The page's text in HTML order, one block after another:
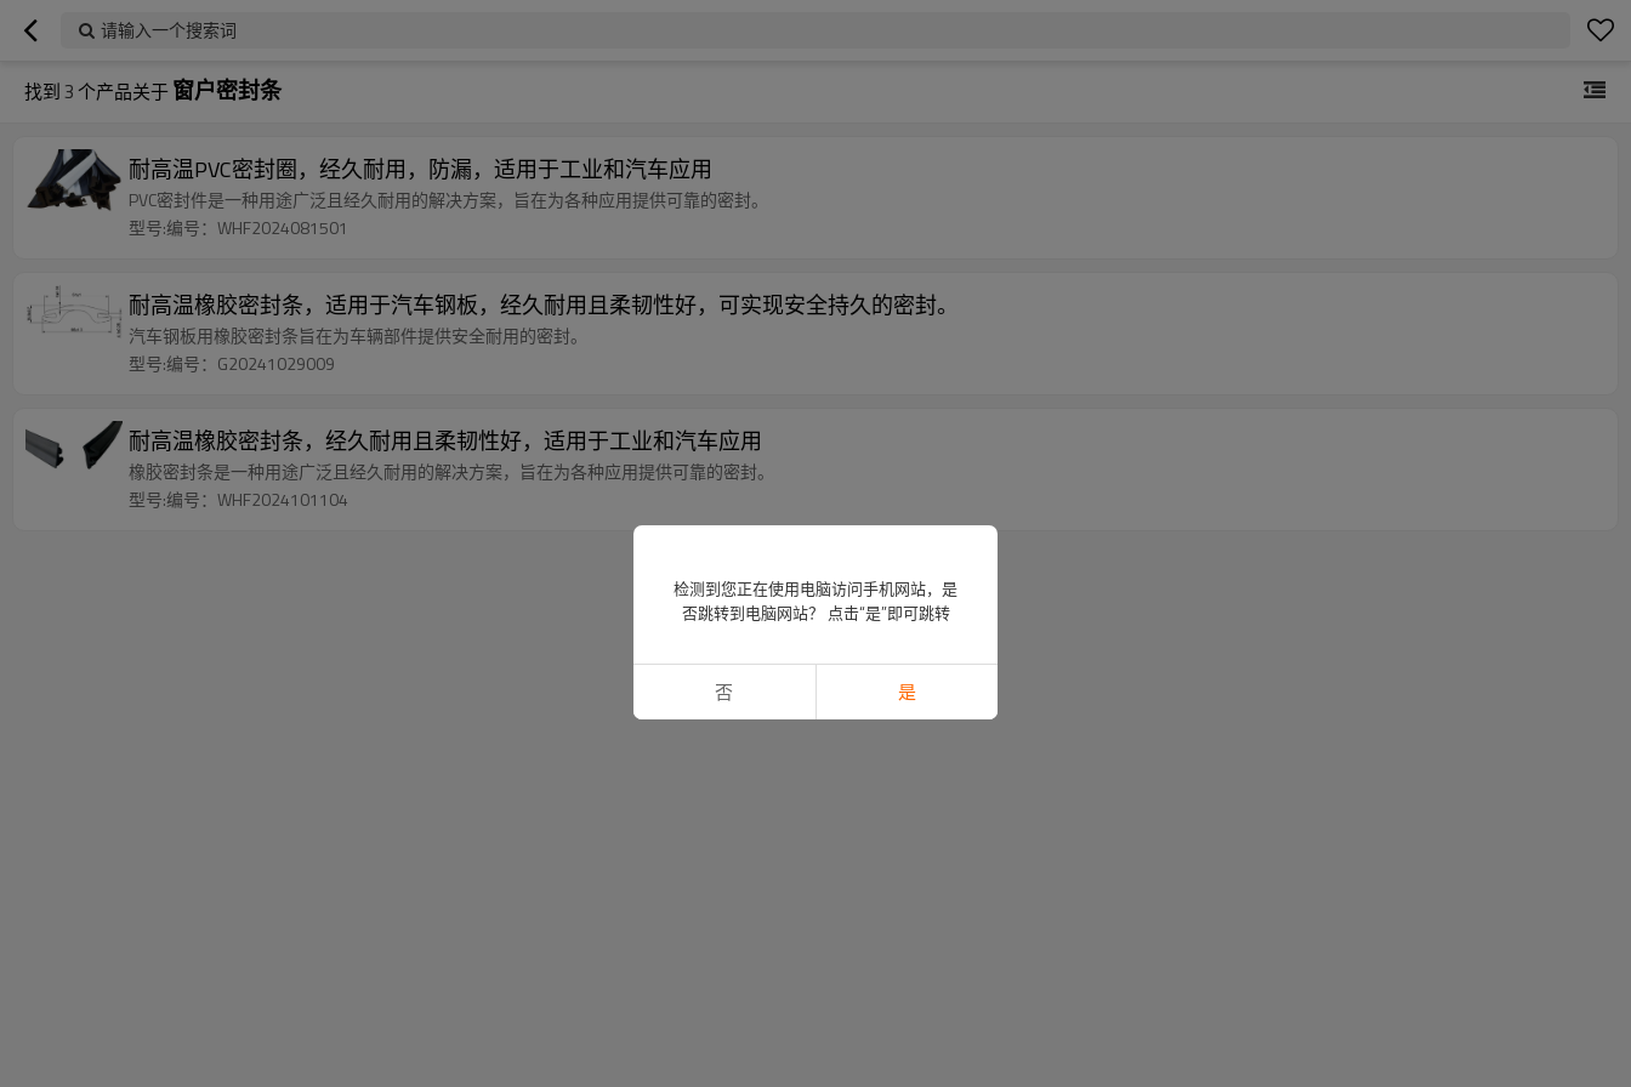
请输入一个搜索词
找到3个产品关于窗户密封条
耐高温PVC密封圈，经久耐用，防漏，适用于工业和汽车应用
PVC密封件是一种用途广泛且经久耐用的解决方案，旨在为各种应用提供可靠的密封。
型号:编号：WHF2024081501
耐高温橡胶密封条，适用于汽车钢板，经久耐用且柔韧性好，可实现安全持久的密封。
汽车钢板用橡胶密封条旨在为车辆部件提供安全耐用的密封。
型号:编号：G20241029009
耐高温橡胶密封条，经久耐用且柔韧性好，适用于工业和汽车应用
橡胶密封条是一种用途广泛且经久耐用的解决方案，旨在为各种应用提供可靠的密封。
型号:编号：WHF2024101104
检测到您正在使用电脑访问手机网站，是
否跳转到电脑网站？ 点击“是”即可跳转
否 是